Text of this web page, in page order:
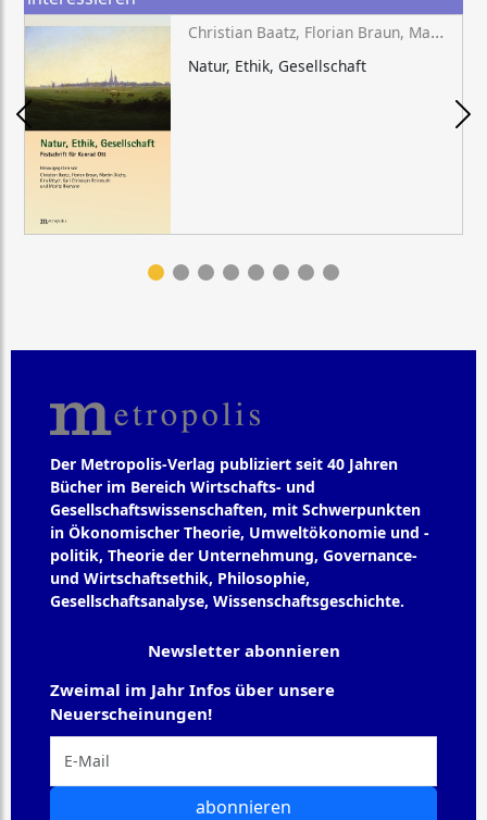
Christian Baatz, Florian Braun, Martin Düchs, Kira Meyer, Karl Christoph Reinmuth, Moritz Riemann (Hg.)
Natur, Ethik, Gesellschaft
Der Metropolis-Verlag publiziert seit 40 Jahren
Bücher im Bereich Wirtschafts- und
Gesellschaftswissenschaften, mit Schwerpunkten
in Ökonomischer Theorie, Umweltökonomie und -
politik, Theorie der Unternehmung, Governance-
und Wirtschaftsethik, Philosophie,
Gesellschaftsanalyse, Wissenschaftsgeschichte.
Newsletter abonnieren
Zweimal im Jahr Infos über unsere
Neuerscheinungen!
abonnieren